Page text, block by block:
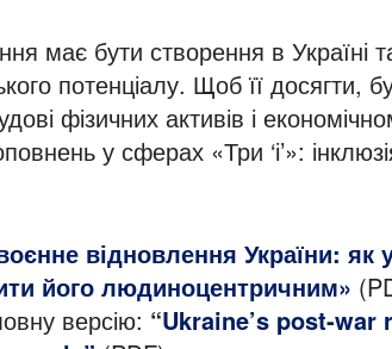
має бути створення в Україні
потенціалу. Щоб її досягти,
фізичних активів і
у сферах «Три ‘і’»:
відновлення України: як
його людиноцентричним»
версію: “Ukraine’s post-war